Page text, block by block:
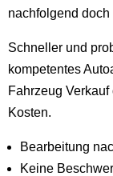
nachfolgend
Schneller und
kompetentes
Fahrzeug
Kosten.
Bearbeitung
Keine